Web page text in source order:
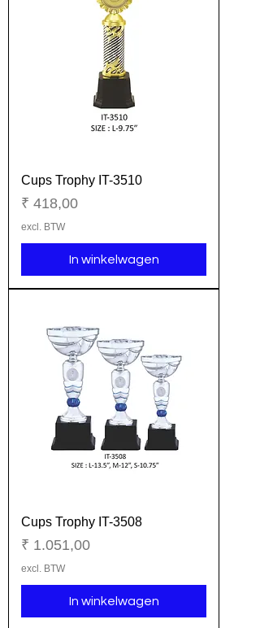
Cups Trophy IT-3510
Prijs
₹ 418,00
excl. BTW
In winkelwagen
Cups Trophy IT-3508
Prijs
₹ 1.051,00
excl. BTW
In winkelwagen